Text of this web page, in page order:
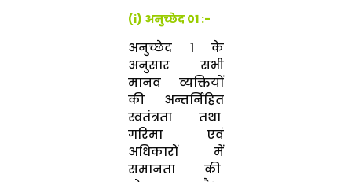
(i) अनुच्छेद 01:-
अनुच्छेद 1 के
अनुसार सभी
मानव व्यक्तियों
की अन्तर्निहित
स्वतंत्रता तथा
गरिमा एवं
अधिकारों में
समानता की